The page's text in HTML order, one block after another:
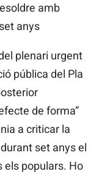
amb
anys
plenari urgent
pública del Pla
de forma”
a criticar la
set anys el
els populars. Ho